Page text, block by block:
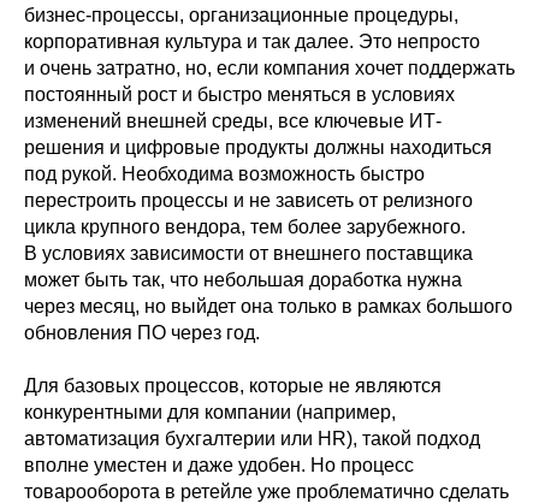
бизнес-процессы, организационные процедуры,
корпоративная культура и так далее. Это непросто
и очень затратно, но, если компания хочет поддержать
постоянный рост и быстро меняться в условиях
изменений внешней среды, все ключевые ИТ-
решения и цифровые продукты должны находиться
под рукой. Необходима возможность быстро
перестроить процессы и не зависеть от релизного
цикла крупного вендора, тем более зарубежного.
В условиях зависимости от внешнего поставщика
может быть так, что небольшая доработка нужна
через месяц, но выйдет она только в рамках большого
обновления ПО через год.
Для базовых процессов, которые не являются
конкурентными для компании (например,
автоматизация бухгалтерии или HR), такой подход
вполне уместен и даже удобен. Но процесс
товарооборота в ретейле уже проблематично сделать